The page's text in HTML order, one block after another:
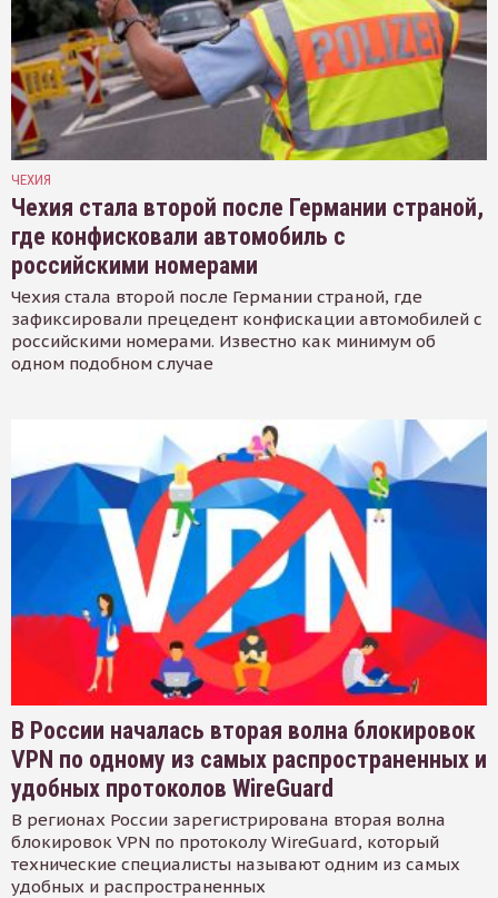
ЧЕХИЯ
Чехия стала второй после Германии страной,
где конфисковали автомобиль с
российскими номерами
Чехия стала второй после Германии страной, где
зафиксировали прецедент конфискации автомобилей с
российскими номерами. Известно как минимум об
одном подобном случае
В России началась вторая волна блокировок
VPN по одному из самых распространенных и
удобных протоколов WireGuard
В регионах России зарегистрирована вторая волна
блокировок VPN по протоколу WireGuard, который
технические специалисты называют одним из самых
удобных и распространенных